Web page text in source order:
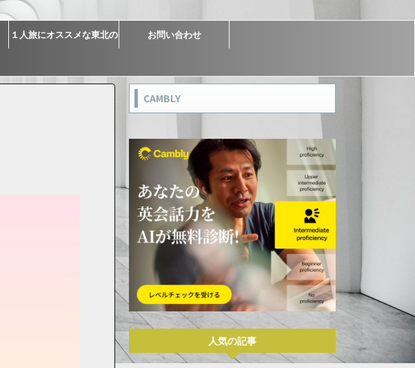
１人旅にオススメな東北の お問い合わせ
CAMBLY
人気の記事